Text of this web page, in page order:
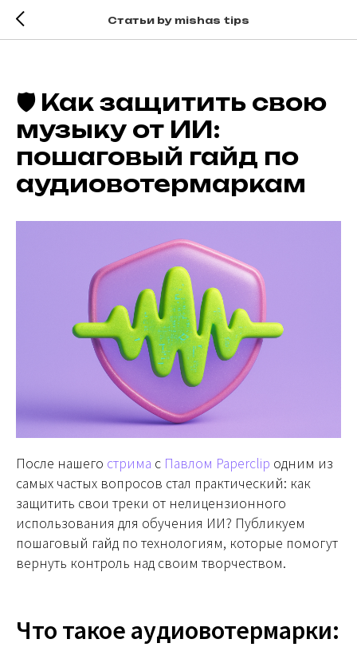
Статьи by mishas tips
🛡 Как защитить свою
музыку от ИИ:
пошаговый гайд по
аудиовотермаркам
После нашего стрима с Павлом Paperclip одним из
самых частых вопросов стал практический: как
защитить свои треки от нелицензионного
использования для обучения ИИ? Публикуем
пошаговый гайд по технологиям, которые помогут
вернуть контроль над своим творчеством.
Что такое аудиовотермарки: